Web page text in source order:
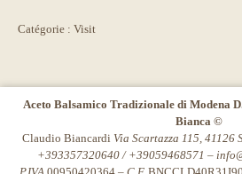
Anna
Catégorie : Visit
Aceto Balsamico Tradizionale di Modena
Bianca ©
Claudio Biancardi Via Scartazza 115, 41126
+393357320640 / +39059468571 –